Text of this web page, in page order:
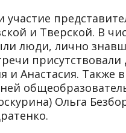
и Тверской. В
люди, лично
и Анастасия.
Ольга